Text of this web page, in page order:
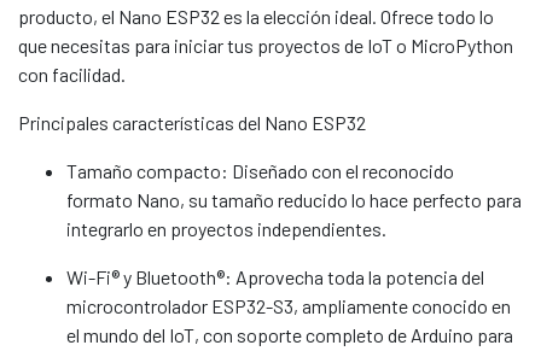
producto, el Nano ESP32 es la elección ideal. Ofrece todo lo
que necesitas para iniciar tus proyectos de IoT o MicroPython
con facilidad.
Principales características del Nano ESP32
Tamaño compacto: Diseñado con el reconocido
formato Nano, su tamaño reducido lo hace perfecto para
integrarlo en proyectos independientes.
Wi-Fi® y Bluetooth®: Aprovecha toda la potencia del
microcontrolador ESP32-S3, ampliamente conocido en
el mundo del IoT, con soporte completo de Arduino para